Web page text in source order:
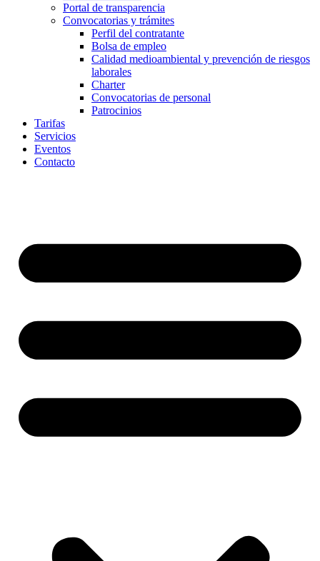
Portal de transparencia
Convocatorias y trámites
Perfil del contratante
Bolsa de empleo
Calidad medioambiental y prevención de riesgos
laborales
Charter
Convocatorias de personal
Patrocinios
Tarifas
Servicios
Eventos
Contacto